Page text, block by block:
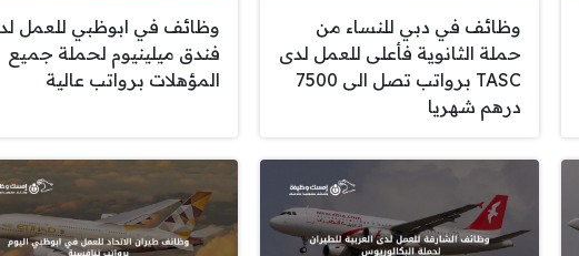
وظائف في دبي للنساء من
حملة الثانوية فأعلى للعمل لدى
TASC برواتب تصل الى 7500
درهم شهريا
وظائف في ابوظبي للعمل
فندق ميلينيوم لحملة جميع
المؤهلات برواتب عالية